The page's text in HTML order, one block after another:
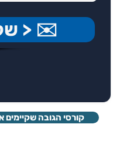
✉️ < שלח
קורסי הגובה שקיימים